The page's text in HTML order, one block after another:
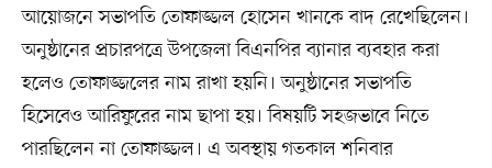
আয়োজনে সভাপতি তোফাজ্জল হোসেন খানকে বাদ রেখেছিলেন।
অনুষ্ঠানের প্রচারপত্রে উপজেলা বিএনপির ব্যানার ব্যবহার করা
হলেও তোফাজ্জলের নাম রাখা হয়নি। অনুষ্ঠানের সভাপতি
হিসেবেও আরিফুরের নাম ছাপা হয়। বিষয়টি সহজভাবে নিতে
পারছিলেন না তোফাজ্জল। এ অবস্থায় গতকাল শনিবার